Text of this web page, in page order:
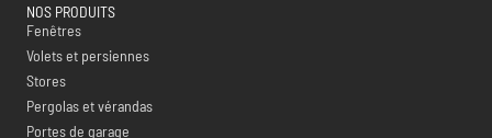
NOS PRODUITS
Fenêtres
Volets et persiennes
Stores
Pergolas et vérandas
Portes de garage